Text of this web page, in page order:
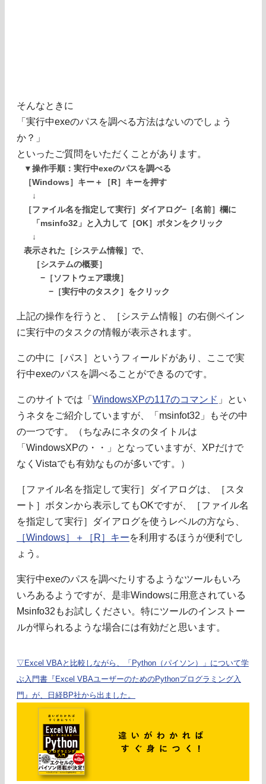
そんなときに
「実行中exeのパスを調べる方法はないのでしょう
か？」
といったご質問をいただくことがあります。
▼操作手順：実行中exeのパスを調べる
［Windows］キー＋［R］キーを押す
↓
［ファイル名を指定して実行］ダイアログ−［名前］欄に
「msinfo32」と入力して［OK］ボタンをクリック
↓
表示された［システム情報］で、
［システムの概要］
−［ソフトウェア環境］
−［実行中のタスク］をクリック
上記の操作を行うと、［システム情報］の右側ペイン
に実行中のタスクの情報が表示されます。
この中に［パス］というフィールドがあり、ここで実
行中exeのパスを調べることができるのです。
このサイトでは「 WindowsXPの117のコマンド 」とい
うネタをご紹介していますが、「msinfot32」もその中
の一つです。（ちなみにネタのタイトルは
「WindowsXPの・・」となっていますが、XPだけで
なくVistaでも有効なものが多いです。）
［ファイル名を指定して実行］ダイアログは、［スタ
ート］ボタンから表示してもOKですが、［ファイル名
を指定して実行］ダイアログを使うレベルの方なら、
［Windows］＋［R］キーを利用するほうが便利でし
ょう。
実行中exeのパスを調べたりするようなツールもいろ
いろあるようですが、是非Windowsに用意されている
Msinfo32もお試しください。特にツールのインストー
ルが憚られるような場合には有効だと思います。
▽Excel VBAと比較しながら、「Python（パイソン）」について学
ぶ入門書『Excel VBAユーザーのためのPythonプログラミング入
門』が、日経BP社から出ました。